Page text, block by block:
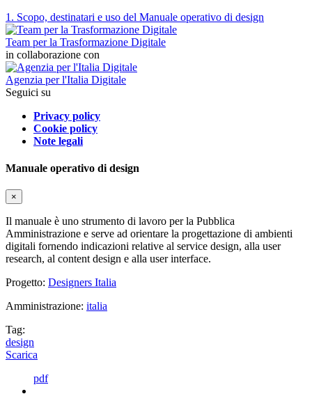
1. Scopo, destinatari e uso del Manuale operativo di design
Team per la Trasformazione Digitale
in collaborazione con
Agenzia per l'Italia Digitale
Seguici su
Privacy policy
Cookie policy
Note legali
Manuale operativo di design
×
Il manuale è uno strumento di lavoro per la Pubblica
Amministrazione e serve ad orientare la progettazione di ambienti
digitali fornendo indicazioni relative al service design, alla user
research, al content design e alla user interface.
Progetto: Designers Italia
Amministrazione: italia
Tag:
design
Scarica
pdf